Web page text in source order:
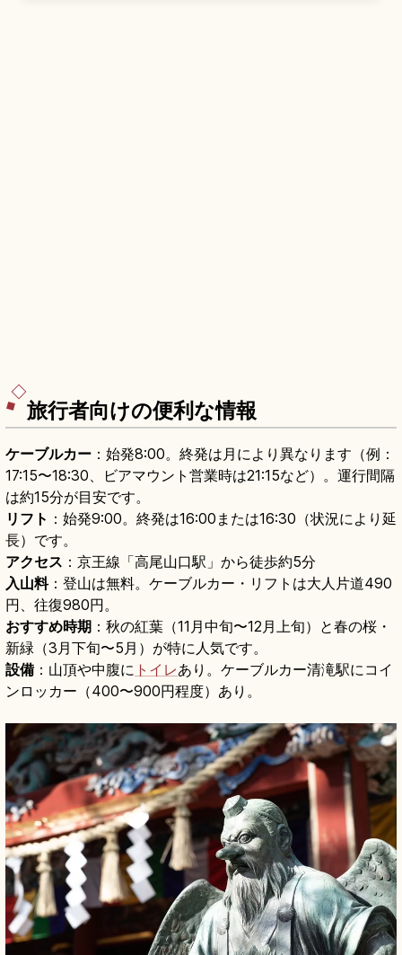
旅行者向けの便利な情報
ケーブルカー ：始発8:00。終発は月により異なります（例：
17:15〜18:30、ビアマウント営業時は21:15など）。運行間隔
は約15分が目安です。
リフト ：始発9:00。終発は16:00または16:30（状況により延
長）です。
アクセス ：京王線「高尾山口駅」から徒歩約5分
入山料：登山は無料。ケーブルカー・リフトは大人片道490
円、往復980円。
おすすめ時期 ：秋の紅葉（11月中旬〜12月上旬）と春の桜・
新緑（3月下旬〜5月）が特に人気です。
設備 ：山頂や中腹に トイレあり。ケーブルカー清滝駅にコイ
ンロッカー（400〜900円程度）あり。